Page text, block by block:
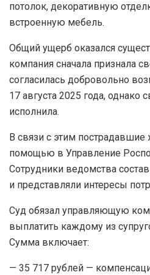
потолок, декоративную
встроенную мебель.
Общий ущерб оказался
компания сначала признала
согласилась добровольно
17 августа 2025 года, однако
исполнила.
В связи с этим
помощью в Управление
Сотрудники ведомства
и представляли интересы
Суд обязал управляющую
выплатить каждому из
Сумма включает:
— 35 717 рублей —